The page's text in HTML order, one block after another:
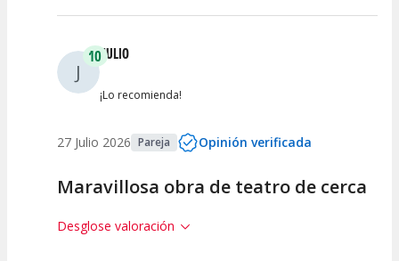
J
10JULIO
¡Lo recomienda!
27 Julio 2026 Pareja Opinión verificada
Maravillosa obra de teatro de cerca
Desglose valoración